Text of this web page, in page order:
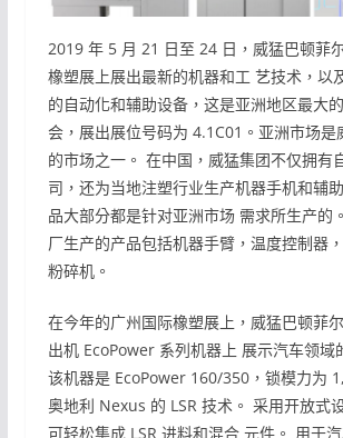
2019 年 5 月 21 日至 24 日，威猛巴顿菲
橡塑展上展出最新的机器和工 艺技术，以
的自动化和辅助设备，这是亚洲地区最大
会，展出展位号码为 4.1C01。亚洲市场是
的市场之一。 在中国，威猛集团不仅拥有
司，还为当地注塑行业生产机器手机和辅
品大部分都是针对亚洲市场 需求所生产的
厂生产的产品包括机器手臂，温度控制器
粉碎机。
在今年的广州国际橡塑展上，威猛巴顿菲
出机 EcoPower 系列机器上 展示汽车领域
该机器是 EcoPower 160/350，锁模力为
奥地利 Nexus 的 LSR 技术。 采用开放式
可轻松集成 LSR 进料和混合 元件。 用于